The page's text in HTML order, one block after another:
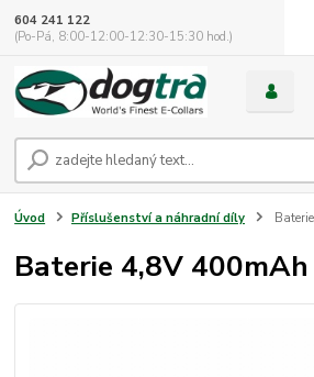
604 241 122
(Po-Pá, 8:00-12:00-12:30-15:30 hod.)
Úvod Příslušenství a náhradní díly
Baterie 4,8V